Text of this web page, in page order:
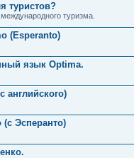
туристов?
туризма.
(Esperanto)
язык Optima.
Эсперанто)